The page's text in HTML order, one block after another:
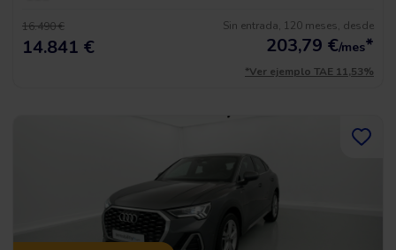
16.490 €
14.841 €
Sin entrada, 120 meses, desde
203,79 €/mes*
*Ver ejemplo TAE 11,53%